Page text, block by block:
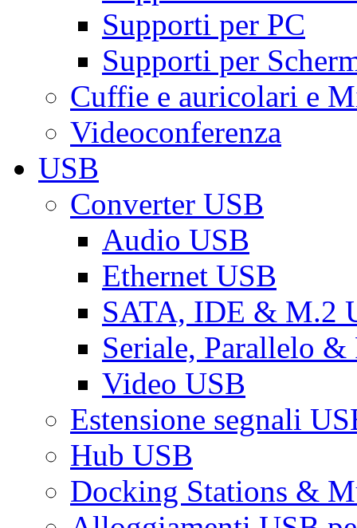
Supporti per PC
Supporti per
Cuffie e auricolari e
Videoconferenza
USB
Converter USB
Audio USB
Ethernet USB
SATA, IDE & M.2
Seriale, Parallelo &
Video USB
Estensione segnali
Hub USB
Docking Stations &